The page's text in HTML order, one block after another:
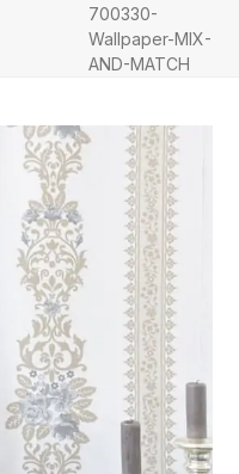
700330-
Wallpaper-MIX-
AND-MATCH